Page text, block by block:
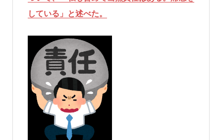
している」と述べた。